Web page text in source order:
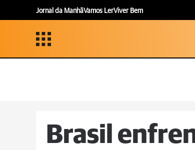
Jornal da ManhãVamos LerViver Bem
Brasil